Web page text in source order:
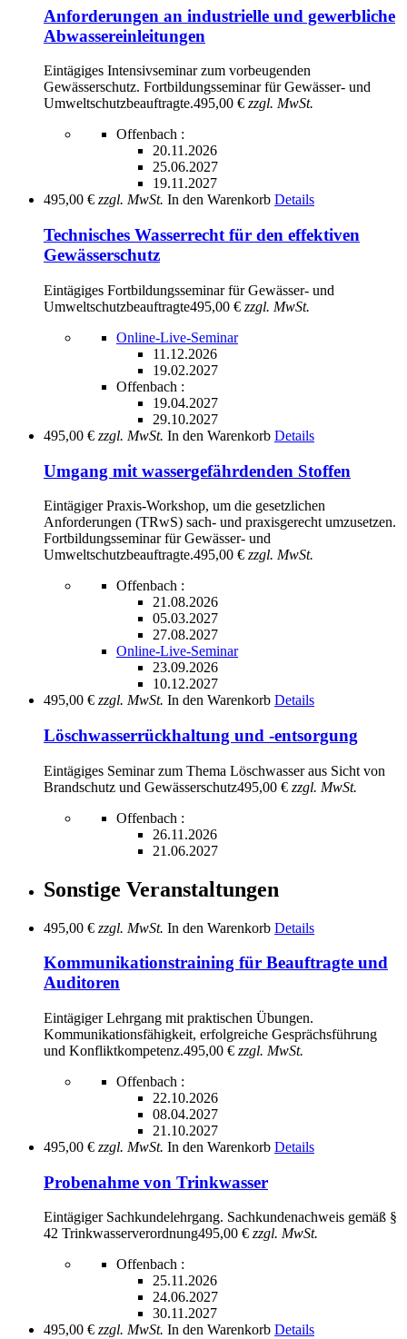
Anforderungen an industrielle und gewerbliche
Abwassereinleitungen
Eintägiges Intensivseminar zum vorbeugenden
Gewässerschutz. Fortbildungsseminar für Gewässer- und
Umweltschutzbeauftragte.495,00 € zzgl. MwSt.
Offenbach :
20.11.2026
25.06.2027
19.11.2027
495,00 € zzgl. MwSt. In den Warenkorb Details
Technisches Wasserrecht für den effektiven
Gewässerschutz
Eintägiges Fortbildungsseminar für Gewässer- und
Umweltschutzbeauftragte495,00 € zzgl. MwSt.
Online-Live-Seminar
11.12.2026
19.02.2027
Offenbach :
19.04.2027
29.10.2027
495,00 € zzgl. MwSt. In den Warenkorb Details
Umgang mit wassergefährdenden Stoffen
Eintägiger Praxis-Workshop, um die gesetzlichen
Anforderungen (TRwS) sach- und praxisgerecht umzusetzen.
Fortbildungsseminar für Gewässer- und
Umweltschutzbeauftragte.495,00 € zzgl. MwSt.
Offenbach :
21.08.2026
05.03.2027
27.08.2027
Online-Live-Seminar
23.09.2026
10.12.2027
495,00 € zzgl. MwSt. In den Warenkorb Details
Löschwasserrückhaltung und -entsorgung
Eintägiges Seminar zum Thema Löschwasser aus Sicht von
Brandschutz und Gewässerschutz495,00 € zzgl. MwSt.
Offenbach :
26.11.2026
21.06.2027
Sonstige Veranstaltungen
495,00 € zzgl. MwSt. In den Warenkorb Details
Kommunikationstraining für Beauftragte und
Auditoren
Eintägiger Lehrgang mit praktischen Übungen.
Kommunikationsfähigkeit, erfolgreiche Gesprächsführung
und Konfliktkompetenz.495,00 € zzgl. MwSt.
Offenbach :
22.10.2026
08.04.2027
21.10.2027
495,00 € zzgl. MwSt. In den Warenkorb Details
Probenahme von Trinkwasser
Eintägiger Sachkundelehrgang. Sachkundenachweis gemäß §
42 Trinkwasserverordnung495,00 € zzgl. MwSt.
Offenbach :
25.11.2026
24.06.2027
30.11.2027
495,00 € zzgl. MwSt. In den Warenkorb Details